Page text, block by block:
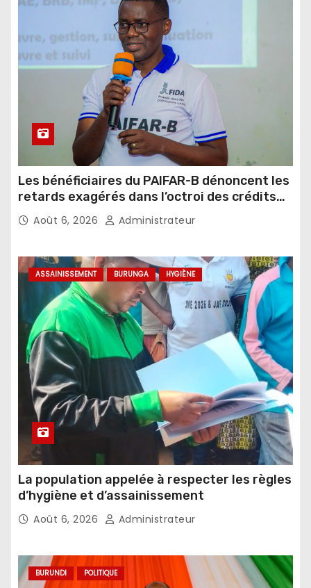
Les bénéficiaires du PAIFAR-B dénoncent les
retards exagérés dans l’octroi des crédits
agricoles
Août 6, 2026 Administrateur
ASSAINISSEMENT BURUNGA HYGIÈNE
La population appelée à respecter les règles
d’hygiène et d’assainissement
Août 6, 2026 Administrateur
BURUNDI POLITIQUE